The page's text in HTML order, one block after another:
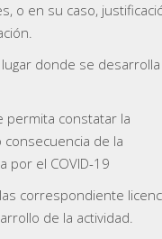
o en su caso,
donde se desarrolla
permita constatar la
de la
por el COVID-19
correspondiente
de la actividad.